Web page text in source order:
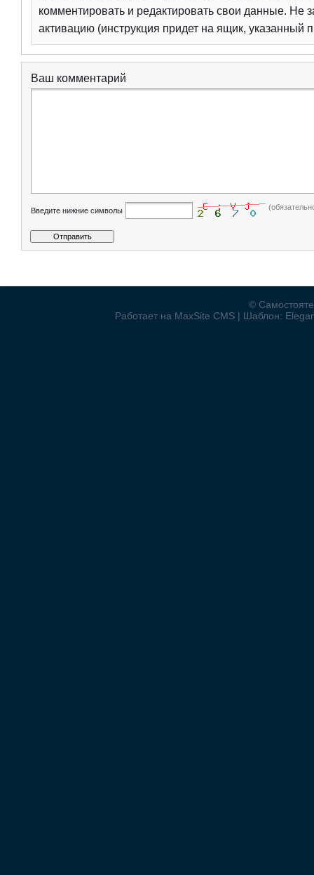
комментировать и редактировать свои данные. Не
активацию (инструкция придет на ящик, указанный
Ваш комментарий
Введите нижние символы
©
Работает на MaxSite CMS | Шаблон: